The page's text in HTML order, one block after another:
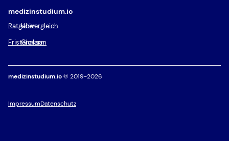
medizinstudium.io
Ratgeber
Univergleich
Fristenalarm
Glossar
medizinstudium.io© 2019-2026
ImpressumDatenschutz